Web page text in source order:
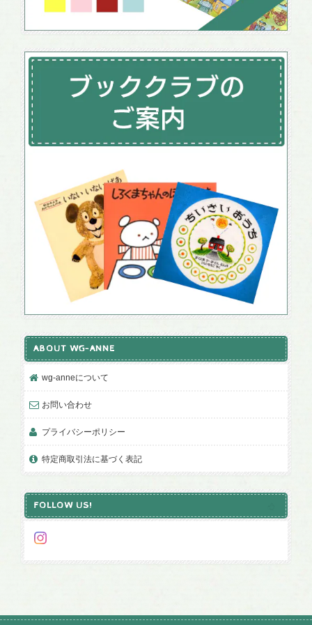
ABOUT WG-ANNE
wg-anneについて
お問い合わせ
プライバシーポリシー
特定商取引法に基づく表記
FOLLOW US!